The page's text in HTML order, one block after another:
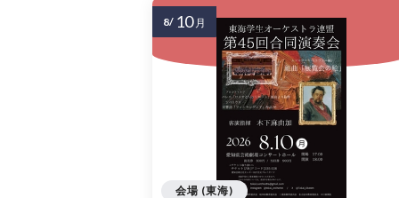
会場 (東海)
8/ 10 月